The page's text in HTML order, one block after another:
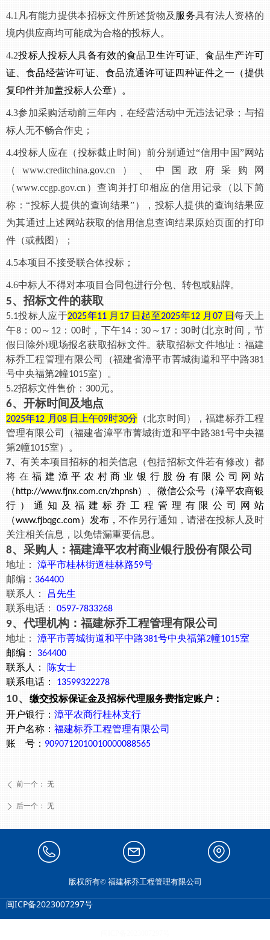
4.1 凡有能力提供本招标文件所述货物及 服务具有法人资格的
境内供应商均可能成为合格的投标人 。
4.2投标人投标人具备有效的食品卫生许可证、食品生产许可
证、食品经营许可证、食品流通许可证四种证件之一（提供
复印件并加盖投标人公章）。
4.3参加采购活动前三年内，在经营活动中无违法记录；与招
标人 无不畅合作史 ；
4.4投标人应在（投标截止时间）前分别通过“信用中国”网站
（www.creditchina.gov.cn）、中国政府采购网
（www.ccgp.gov.cn）查询并打印相应的信用记录（以下简
称：“投标人提供的查询结果”），投标人提供的查询结果应
为其通过上述网站获取的信用信息查询结果原始页面的打印
件（或截图）；
4.5本项目不接受联合体投标 ；
4.6中标人不得对本项目合同包进行分包、转包或贴牌。
5、招标文件的获取
5.1投标人 应于2025年11 月 17 日起至2025年12 月 07 日每天上
午8： 00～ 12：00时，下午14：30 ～ 17 ：30时(北京时间，节
假日除外)现场报名获取招标文件。获取招标文件地址： 福建
标乔工程管理有限公司（福建省漳平市菁城街道和平中路381
号中央福第2幢1015室） 。
5.2招标文件售价： 300元。
6、开标时间及地点
2025年12 月 08 日上午09时30分 （北京时间） ，福建标乔工程
管理有限公司（福建省漳平市菁城街道和平中路381号中央福
第2幢1015室） 。
7、有关本项目招标的相关信息（包括招标文件若有修改）都
将在福建漳平农村商业银行股份有限公司网站
（ http://www.fjnx.com.cn/zhpnsh）、微信公众号（漳平农商银
行）通知及福建标乔工程管理有限公司网站
（www.fjbqgc.com） 发布 ，不作另行通知，请潜在投标人及时
关注相关信息，以免错漏重要信息。
8、采购人： 福建漳平农村商业银行股份有限公司
地址： 漳平市桂林街道桂林路59号
邮编： 364400
联系人： 吕先生
联系电话：
0597-7833268
9、 代理机构：福建标乔工程管理有限公司
地址： 漳平市菁城街道和平中路381号中央福第2幢1015室
邮编：
364400
联系人：
陈女士
联系电话：
13599322278
10、
缴交投标保证金及招标代理服务费指定账户：
开户银行： 漳平农商行桂林支行
开户名称： 福建标乔工程管理有限公司
账
号： 9090712010010000088565
ꄴ 前一个： 无
ꄲ 后一个： 无
13599322278 1731879674@qq.com 福建省龙岩市漳平市菁
城街道和平北路381号
中央福第2幢1015室
版权所有© 福建标乔工程管理有限公司
闽ICP备2023007297号